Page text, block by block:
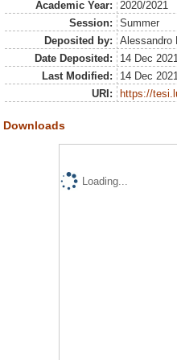
Academic Year:
2020/2021
Session:
Summer
Deposited by:
Alessandro
Date Deposited:
14 Dec
Last Modified:
14 Dec
URI:
https://
Downloads
Loading...